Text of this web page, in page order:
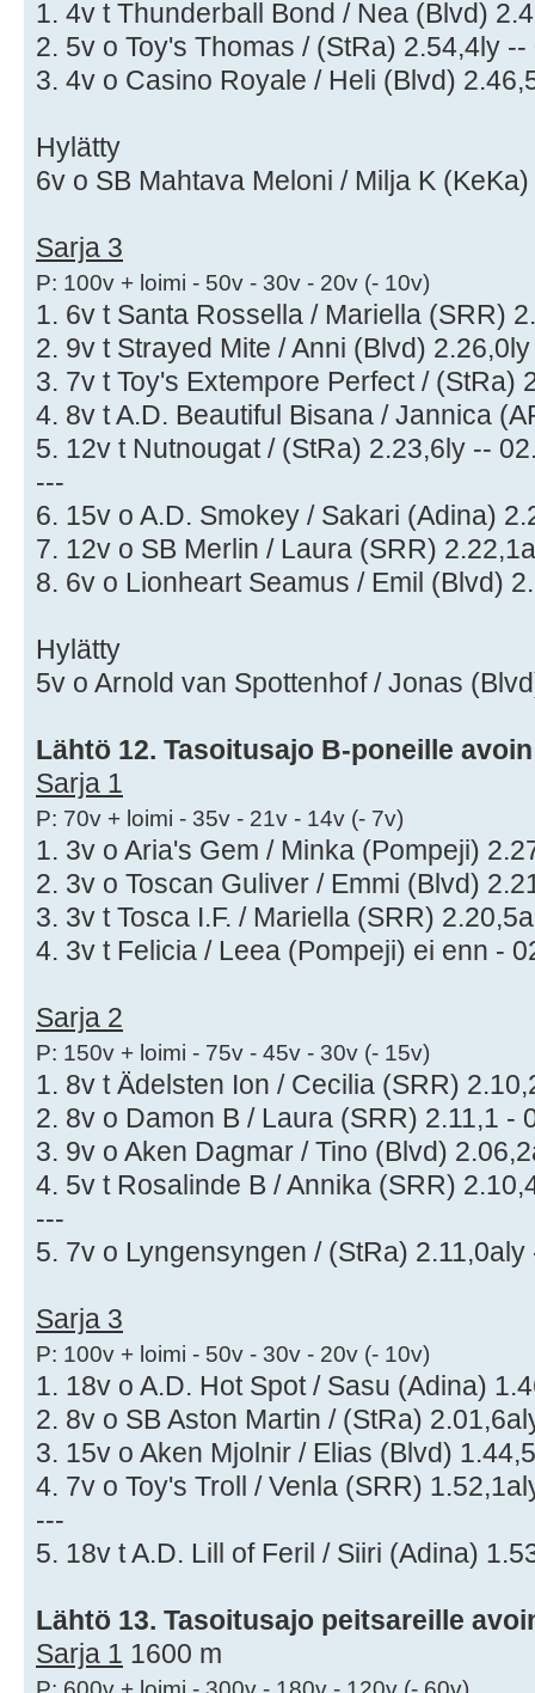
1. 4v t Thunderball Bond / Nea (Blvd)
2. 5v o Toy's Thomas / (StRa) 2.54,4ly
3. 4v o Casino Royale / Heli (Blvd)
Hylätty
6v o SB Mahtava Meloni / Milja K
Sarja 3
P: 100v + loimi - 50v - 30v - 20v (- 10v)
1. 6v t Santa Rossella / Mariella (SRR)
2. 9v t Strayed Mite / Anni (Blvd)
3. 7v t Toy's Extempore Perfect / (StRa)
4. 8v t A.D. Beautiful Bisana / Jannica
5. 12v t Nutnougat / (StRa) 2.23,6ly --
---
6. 15v o A.D. Smokey / Sakari (Adina)
7. 12v o SB Merlin / Laura (SRR)
8. 6v o Lionheart Seamus / Emil (Blvd)
Hylätty
5v o Arnold van Spottenhof / Jonas
Lähtö 12. Tasoitusajo B-poneille
Sarja 1
P: 70v + loimi - 35v - 21v - 14v (- 7v)
1. 3v o Aria's Gem / Minka (Pompeji)
2. 3v o Toscan Guliver / Emmi (Blvd)
3. 3v t Tosca I.F. / Mariella (SRR)
4. 3v t Felicia / Leea (Pompeji) ei enn -
Sarja 2
P: 150v + loimi - 75v - 45v - 30v (- 15v)
1. 8v t Ädelsten Ion / Cecilia (SRR)
2. 8v o Damon B / Laura (SRR) 2.11,1 -
3. 9v o Aken Dagmar / Tino (Blvd)
4. 5v t Rosalinde B / Annika (SRR)
---
5. 7v o Lyngensyngen / (StRa) 2.11,0aly
Sarja 3
P: 100v + loimi - 50v - 30v - 20v (- 10v)
1. 18v o A.D. Hot Spot / Sasu (Adina)
2. 8v o SB Aston Martin / (StRa)
3. 15v o Aken Mjolnir / Elias (Blvd)
4. 7v o Toy's Troll / Venla (SRR)
---
5. 18v t A.D. Lill of Feril / Siiri (Adina)
Lähtö 13. Tasoitusajo peitsareille
Sarja 1 1600 m